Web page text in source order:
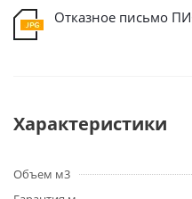
Отказное письмо
Характеристики
Объем м3